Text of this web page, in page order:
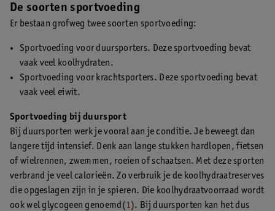
De soorten sportvoeding
Er bestaan grofweg twee soorten sportvoeding:
Sportvoeding voor duursporters. Deze sportvoeding bevat
vaak veel koolhydraten.
Sportvoeding voor krachtsporters. Deze sportvoeding bevat
vaak veel eiwit.
Sportvoeding bij duursport
Bij duursporten werk je vooral aan je conditie. Je beweegt dan
langere tijd intensief. Denk aan lange stukken hardlopen, fietsen
of wielrennen, zwemmen, roeien of schaatsen. Met deze sporten
verbrand je veel calorieën. Zo verbruik je de koolhydraatreserves
die opgeslagen zijn in je spieren. Die koolhydraatvoorraad wordt
ook wel glycogeen genoemd(1). Bij duursporten kan het dus